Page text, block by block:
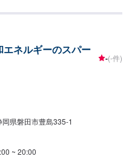
ネルギーのスパー
-(-件)
岡県磐田市豊島335-1
~ 20:00